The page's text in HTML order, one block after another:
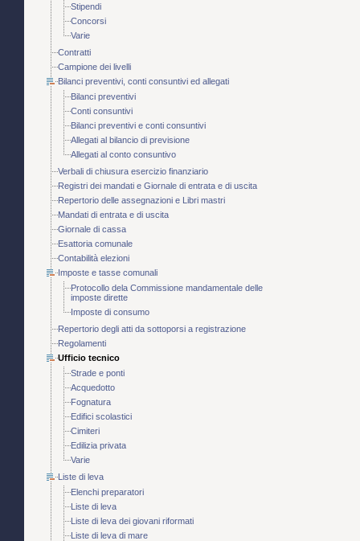
Stipendi
Concorsi
Varie
Contratti
Campione dei livelli
Bilanci preventivi, conti consuntivi ed allegati
Bilanci preventivi
Conti consuntivi
Bilanci preventivi e conti consuntivi
Allegati al bilancio di previsione
Allegati al conto consuntivo
Verbali di chiusura esercizio finanziario
Registri dei mandati e Giornale di entrata e di uscita
Repertorio delle assegnazioni e Libri mastri
Mandati di entrata e di uscita
Giornale di cassa
Esattoria comunale
Contabilità elezioni
Imposte e tasse comunali
Protocollo dela Commissione mandamentale delle
imposte dirette
Imposte di consumo
Repertorio degli atti da sottoporsi a registrazione
Regolamenti
Ufficio tecnico
Strade e ponti
Acquedotto
Fognatura
Edifici scolastici
Cimiteri
Edilizia privata
Varie
Liste di leva
Elenchi preparatori
Liste di leva
Liste di leva dei giovani riformati
Liste di leva di mare